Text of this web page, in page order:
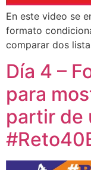
En este video se
formato
comparar dos
Día 4 –
para
partir de